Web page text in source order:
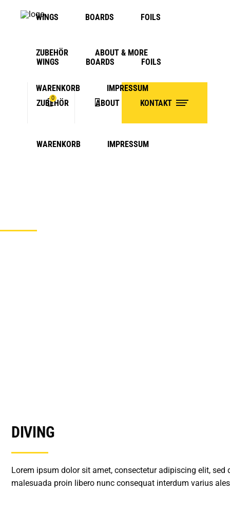
WINGS BOARDS FOILS
ZUBEHÖR ABOUT & MORE
WARENKORB IMPRESSUM
0
No products in the cart.
KONTAKT
WINGS BOARDS FOILS
ZUBEHÖR ABOUT & MORE
WARENKORB IMPRESSUM
DIVING
Lorem ipsum dolor sit amet, consectetur adipiscing elit,
malesuada proin libero nunc consequat interdum varius